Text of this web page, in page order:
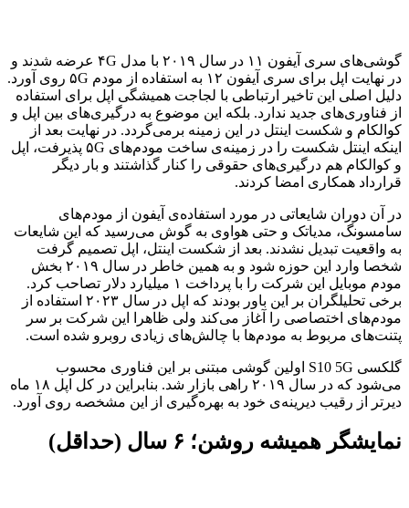
گوشی‌های سری آیفون ۱۱ در سال ۲۰۱۹ با مدل ۴G عرضه شدند و
در نهایت اپل برای سری آیفون ۱۲ به استفاده از مودم ۵G روی آورد.
دلیل اصلی این تاخیر ارتباطی با لجاجت همیشگی اپل برای استفاده
از فناوری‌های جدید ندارد. بلکه این موضوع به درگیری‌های بین اپل و
کوالکام و شکست اینتل در این زمینه برمی‌گردد. در نهایت بعد از
اینکه اینتل شکست را در زمینه‌ی ساخت مودم‌های ۵G پذیرفت، اپل
و کوالکام هم درگیری‌های حقوقی را کنار گذاشتند و بار دیگر
قرارداد همکاری امضا کردند.
در آن دوران شایعاتی در مورد استفاده‌ی آیفون از مودم‌های
سامسونگ، مدیاتک و حتی هواوی به گوش می‌رسید که این شایعات
به واقعیت تبدیل نشدند. بعد از شکست اینتل، اپل تصمیم گرفت
شخصا وارد این حوزه شود و به همین خاطر در سال ۲۰۱۹ بخش
مودم موبایل این شرکت را با پرداخت ۱ میلیارد دلار تصاحب کرد.
برخی تحلیلگران بر این باور بودند که اپل در سال ۲۰۲۳ استفاده از
مودم‌های اختصاصی را آغاز می‌کند ولی ظاهرا این شرکت بر سر
پتنت‌های مربوط به مودم‌ها با چالش‌های زیادی روبرو شده است.
گلکسی S10 5G اولین گوشی مبتنی بر این فناوری محسوب
می‌شود که در سال ۲۰۱۹ راهی بازار شد. بنابراین در کل اپل ۱۸ ماه
دیرتر از رقیب دیرینه‌ی خود به بهره‌گیری از این مشخصه روی آورد.
نمایشگر همیشه روشن؛ ۶ سال (حداقل)